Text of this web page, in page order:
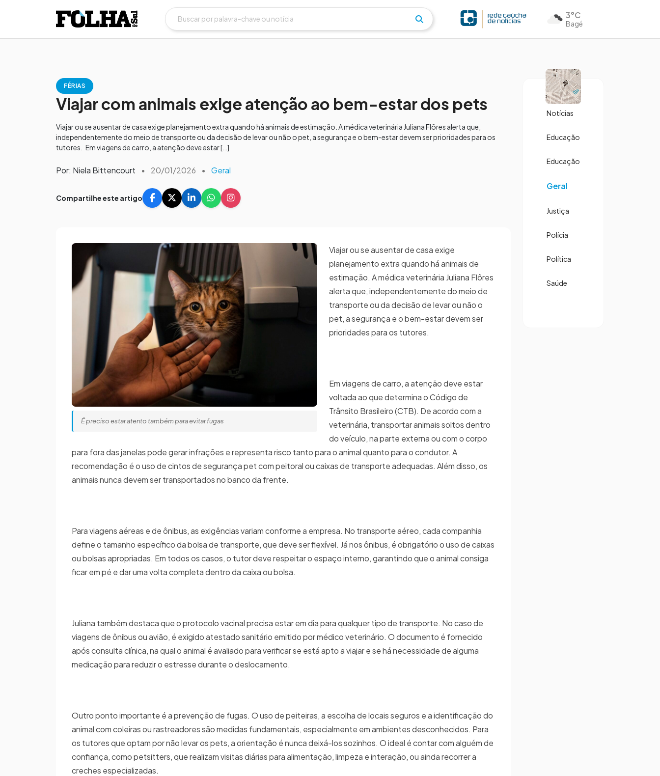
3°C
Bagé
FÉRIAS
Viajar com animais exige atenção ao bem-estar dos pets
Viajar ou se ausentar de casa exige planejamento extra quando há animais de estimação. A médica veterinária Juliana Flôres alerta que,
independentemente do meio de transporte ou da decisão de levar ou não o pet, a segurança e o bem-estar devem ser prioridades para os
tutores. Em viagens de carro, a atenção deve estar […]
Por: Niela Bittencourt • 20/01/2026 • Geral
Compartilhe este artigo
É preciso estar atento também para evitar fugas
Viajar ou se ausentar de casa exige
planejamento extra quando há animais de
estimação. A médica veterinária Juliana Flôres
alerta que, independentemente do meio de
transporte ou da decisão de levar ou não o
pet, a segurança e o bem-estar devem ser
prioridades para os tutores.
Em viagens de carro, a atenção deve estar
voltada ao que determina o Código de
Trânsito Brasileiro (CTB). De acordo com a
veterinária, transportar animais soltos dentro
do veículo, na parte externa ou com o corpo
para fora das janelas pode gerar infrações e representa risco tanto para o animal quanto para o condutor. A
recomendação é o uso de cintos de segurança pet com peitoral ou caixas de transporte adequadas. Além disso, os
animais nunca devem ser transportados no banco da frente.
Para viagens aéreas e de ônibus, as exigências variam conforme a empresa. No transporte aéreo, cada companhia
define o tamanho específico da bolsa de transporte, que deve ser flexível. Já nos ônibus, é obrigatório o uso de caixas
ou bolsas apropriadas. Em todos os casos, o tutor deve respeitar o espaço interno, garantindo que o animal consiga
ficar em pé e dar uma volta completa dentro da caixa ou bolsa.
Juliana também destaca que o protocolo vacinal precisa estar em dia para qualquer tipo de transporte. No caso de
viagens de ônibus ou avião, é exigido atestado sanitário emitido por médico veterinário. O documento é fornecido
após consulta clínica, na qual o animal é avaliado para verificar se está apto a viajar e se há necessidade de alguma
medicação para reduzir o estresse durante o deslocamento.
Outro ponto importante é a prevenção de fugas. O uso de peiteiras, a escolha de locais seguros e a identificação do
animal com coleiras ou rastreadores são medidas fundamentais, especialmente em ambientes desconhecidos. Para
os tutores que optam por não levar os pets, a orientação é nunca deixá-los sozinhos. O ideal é contar com alguém de
confiança, como petsitters, que realizam visitas diárias para alimentação, limpeza e interação, ou ainda recorrer a
creches especializadas.
Notícias
Educação
Educação
Geral
Justiça
Polícia
Política
Saúde